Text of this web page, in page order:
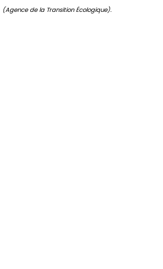
(Agence de la Transition Écologique).